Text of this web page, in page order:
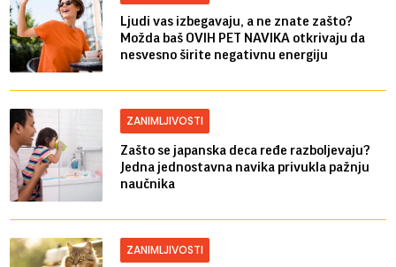
Ljudi vas izbegavaju, a ne znate zašto?
Možda baš OVIH PET NAVIKA otkrivaju da
nesvesno širite negativnu energiju
ZANIMLJIVOSTI
Zašto se japanska deca ređe razboljevaju?
Jedna jednostavna navika privukla pažnju
naučnika
ZANIMLJIVOSTI